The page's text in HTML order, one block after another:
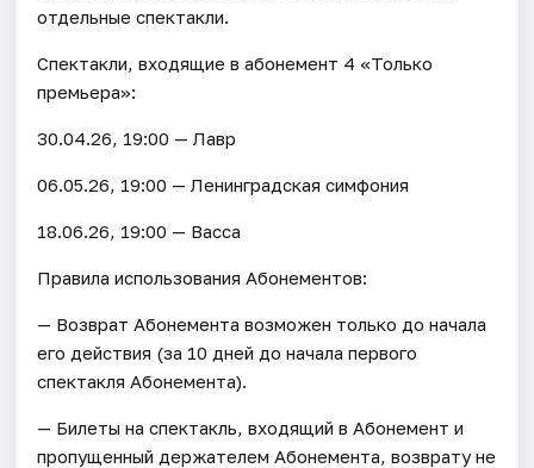
отдельные спектакли.
Спектакли, входящие в абонемент 4 «Только
премьера»:
30.04.26, 19:00 — Лавр
06.05.26, 19:00 — Ленинградская симфония
18.06.26, 19:00 — Васса
Правила использования Абонементов:
— Возврат Абонемента возможен только до начала
его действия (за 10 дней до начала первого
спектакля Абонемента).
— Билеты на спектакль, входящий в Абонемент и
пропущенный держателем Абонемента, возврату не